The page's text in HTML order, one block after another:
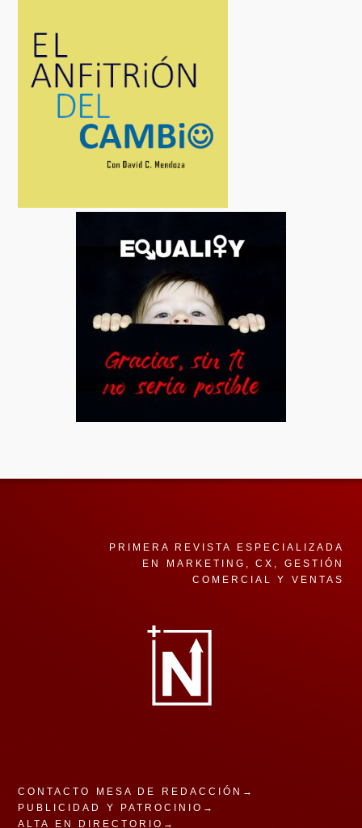
PRIMERA REVISTA ESPECIALIZADA
EN MARKETING, CX, GESTIÓN
COMERCIAL Y VENTAS
CONTACTO MESA DE REDACCIÓN→
PUBLICIDAD Y PATROCINIO→
ALTA EN DIRECTORIO→